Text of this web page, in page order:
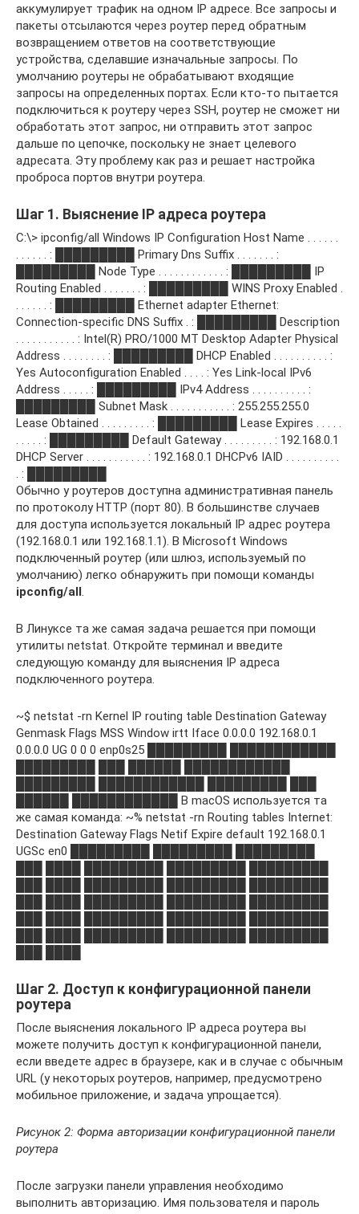
аккумулирует трафик на одном IP адресе. Все запросы и
пакеты отсылаются через роутер перед обратным
возвращением ответов на соответствующие
устройства, сделавшие изначальные запросы. По
умолчанию роутеры не обрабатывают входящие
запросы на определенных портах. Если кто-то пытается
подключиться к роутеру через SSH, роутер не сможет ни
обработать этот запрос, ни отправить этот запрос
дальше по цепочке, поскольку не знает целевого
адресата. Эту проблему как раз и решает настройка
проброса портов внутри роутера.
Шаг 1. Выяснение IP адреса роутера
C:\> ipconfig/all Windows IP Configuration Host Name . . . . . .
. . . . . . : █████████ Primary Dns Suffix . . . . . . . :
█████████ Node Type . . . . . . . . . . . . : █████████ IP
Routing Enabled . . . . . . . : █████████ WINS Proxy Enabled .
. . . . . . : █████████ Ethernet adapter Ethernet:
Connection-specific DNS Suffix . : █████████ Description
. . . . . . . . . . . : Intel(R) PRO/1000 MT Desktop Adapter Physical
Address . . . . . . . . : █████████ DHCP Enabled . . . . . . . . . . :
Yes Autoconfiguration Enabled . . . . : Yes Link-local IPv6
Address . . . . . : █████████ IPv4 Address . . . . . . . . . . :
█████████ Subnet Mask . . . . . . . . . . . : 255.255.255.0
Lease Obtained . . . . . . . . . : █████████ Lease Expires . . . . .
. . . . . : █████████ Default Gateway . . . . . . . . . : 192.168.0.1
DHCP Server . . . . . . . . . . . : 192.168.0.1 DHCPv6 IAID . . . . . . . . . .
. : █████████
Обычно у роутеров доступна административная панель
по протоколу HTTP (порт 80). В большинстве случаев
для доступа используется локальный IP адрес роутера
(192.168.0.1 или 192.168.1.1). В Microsoft Windows
подключенный роутер (или шлюз, используемый по
умолчанию) легко обнаружить при помощи команды
ipconfig/all
В Линуксе та же самая задача решается при помощи
утилиты netstat. Откройте терминал и введите
следующую команду для выяснения IP адреса
подключенного роутера.
~$ netstat -rn Kernel IP routing table Destination Gateway
Genmask Flags MSS Window irtt Iface 0.0.0.0 192.168.0.1
0.0.0.0 UG 0 0 0 enp0s25 █████████ ████████████
██████ ████████████ В macOS используется та
же самая команда: ~% netstat -rn Routing tables Internet:
Destination Gateway Flags Netif Expire default 192.168.0.1
UGSc en0 █████████ █████████ █████████
Шаг 2. Доступ к конфигурационной панели
роутера
После выяснения локального IP адреса роутера вы
можете получить доступ к конфигурационной панели,
если введете адрес в браузере, как и в случае с обычным
URL (у некоторых роутеров, например, предусмотрено
мобильное приложение, и задача упрощается).
Рисунок 2: Форма авторизации конфигурационной панели
роутера
После загрузки панели управления необходимо
выполнить авторизацию. Имя пользователя и пароль